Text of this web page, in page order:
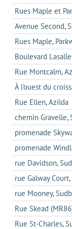
Rues Maple et
Avenue Second,
Rues Maple,
Boulevard
Rue Montcalm,
À l'ouest du
Rue Ellen, Azilda
chemin Gravelle,
promenade
promenade
rue Davidson,
rue Galway
rue Mooney,
Rue Skead
Rue St-Charles,